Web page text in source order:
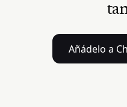
Añádelo a